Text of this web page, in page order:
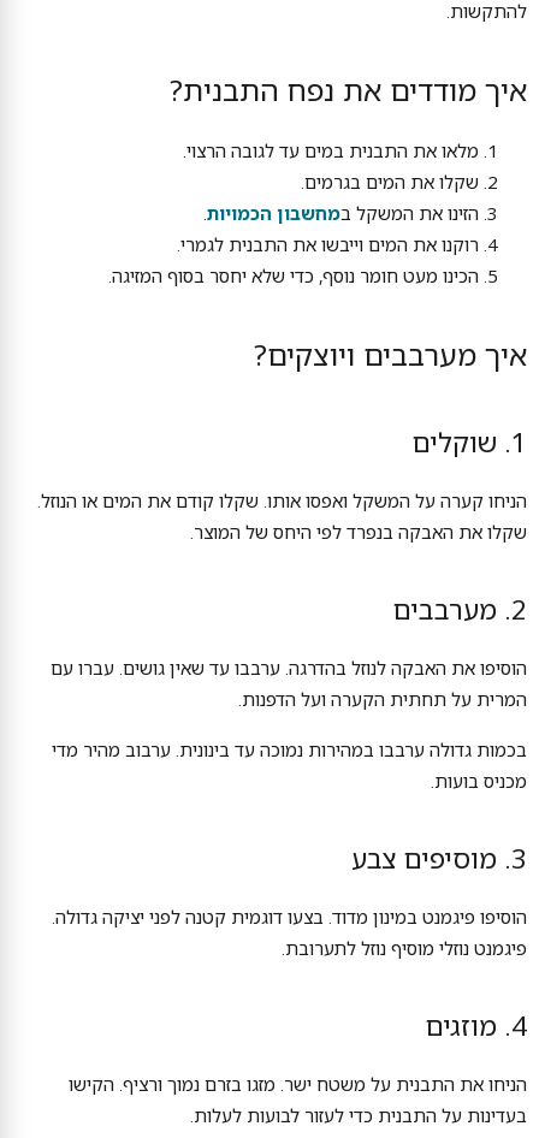
להתקשות.
איך מודדים את נפח התבנית?
מלאו את התבנית במים עד לגובה הרצוי.
שקלו את המים בגרמים.
הזינו את המשקל במחשבון הכמויות.
רוקנו את המים וייבשו את התבנית לגמרי.
הכינו מעט חומר נוסף, כדי שלא יחסר בסוף המזיגה.
איך מערבבים ויוצקים?
1. שוקלים
הניחו קערה על המשקל ואפסו אותו. שקלו קודם את המים או הנוזל.
שקלו את האבקה בנפרד לפי היחס של המוצר.
2. מערבבים
הוסיפו את האבקה לנוזל בהדרגה. ערבבו עד שאין גושים. עברו עם
המרית על תחתית הקערה ועל הדפנות.
בכמות גדולה ערבבו במהירות נמוכה עד בינונית. ערבוב מהיר מדי
מכניס בועות.
3. מוסיפים צבע
הוסיפו פיגמנט במינון מדוד. בצעו דוגמית קטנה לפני יציקה גדולה.
פיגמנט נוזלי מוסיף נוזל לתערובת.
4. מוזגים
הניחו את התבנית על משטח ישר. מזגו בזרם נמוך ורציף. הקישו
בעדינות על התבנית כדי לעזור לבועות לעלות.